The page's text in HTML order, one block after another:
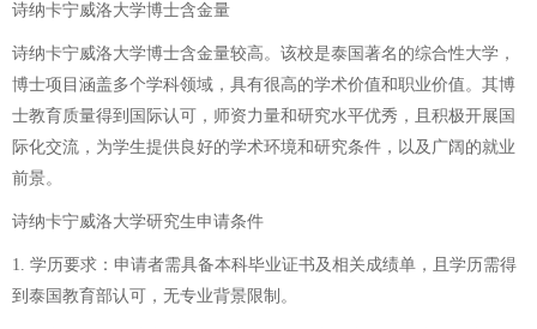
诗纳卡宁威洛大学博士含金量
诗纳卡宁威洛大学博士含金量较高。该校是泰国著名的综合性大学，
博士项目涵盖多个学科领域，具有很高的学术价值和职业价值。其博
士教育质量得到国际认可，师资力量和研究水平优秀，且积极开展国
际化交流，为学生提供良好的学术环境和研究条件，以及广阔的就业
前景。
诗纳卡宁威洛大学研究生申请条件
1. 学历要求：申请者需具备本科毕业证书及相关成绩单，且学历需得
到泰国教育部认可，无专业背景限制。